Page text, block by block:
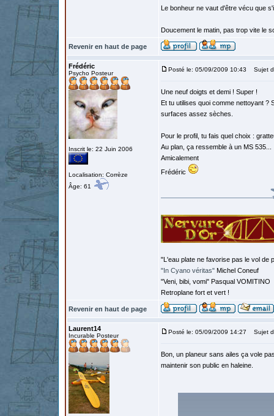
Le bonheur ne vaut d'être vécu que
Doucement le matin, pas trop vite le
Revenir en haut de page
Frédéric
Psycho Posteur
Inscrit le: 22 Juin 2006
Localisation: Corrèze
Âge: 61
Posté le: 05/09/2009 10:43 Sujet
Une neuf doigts et demi ! Super !
Et tu utilises quoi comme nettoyant ?
surfaces assez sèches.
Pour le profil, tu fais quel choix :
Au plan, ça ressemble à un MS 535...
Amicalement
Frédéric
"L'eau plate ne favorise pas le vol de
"In Cyano véritas" Michel Coneuf
"Veni, bibi, vomi" Pasqual VOMITINO
Retroplane fort et vert !
Revenir en haut de page
Laurent14
Incurable Posteur
Posté le: 05/09/2009 14:27 Sujet
Bon, un planeur sans ailes ça vole
maintenir son public en haleine.